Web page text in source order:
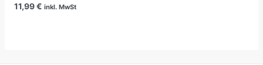
11,99€ inkl. MwSt